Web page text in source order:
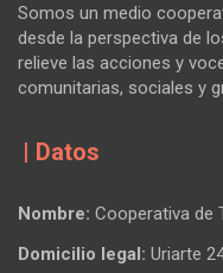
Somos un medio
desde la perspectiva de
relieve las acciones y
comunitarias, sociales y
| Datos
Nombre: Cooperativa de
Domicilio legal: Uriarte